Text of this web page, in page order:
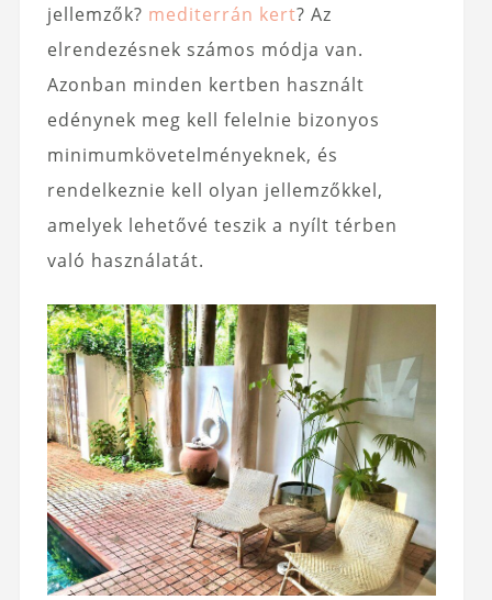
jellemzők? mediterrán kert? Az
elrendezésnek számos módja van.
Azonban minden kertben használt
edénynek meg kell felelnie bizonyos
minimumkövetelményeknek, és
rendelkeznie kell olyan jellemzőkkel,
amelyek lehetővé teszik a nyílt térben
való használatát.